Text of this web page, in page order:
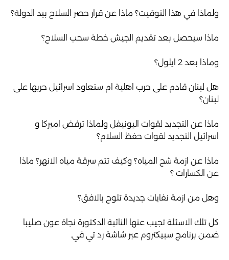
ولماذا في هذا التوقيت؟ ماذا عن قرار حصر السلاح بيد الدولة؟
ماذا سيحصل بعد تقديم الجيش خطة سحب السلاح؟
وماذا بعد 2 ايلول؟
هل لبنان قادم على حرب اهلية ام ستعاود اسرائيل حربها على
لبنان؟
ماذا عن التجديد لقوات اليونيفل ولماذا ترفض اميركا و
اسرائيل التجديد لقوات حفظ السلام؟
ماذا عن ازمة شح المياه؟ وكيف تتم سرقة مياه الانهر؟ ماذا
عن الكسارات ؟
وهل من ازمة نفايات جديدة تلوح بالافق؟
كل تلك الاسئلة تجيب عنها النائبة الدكتورة نجاة عون صليبا
ضمن برنامج سبيكتروم عبر شاشة رد تي في.